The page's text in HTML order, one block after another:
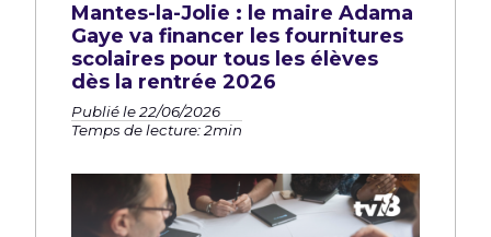
Mantes-la-Jolie : le maire Adama
Gaye va financer les fournitures
scolaires pour tous les élèves
dès la rentrée 2026
Publié le 22/06/2026
Temps de lecture: 2min